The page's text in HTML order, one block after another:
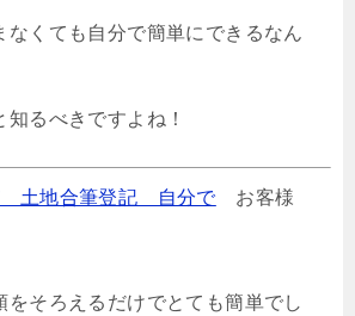
なくても自分で簡単にできるなん
るべきですよね！
土地合筆登記 自分でお客様
をそろえるだけでとても簡単でし